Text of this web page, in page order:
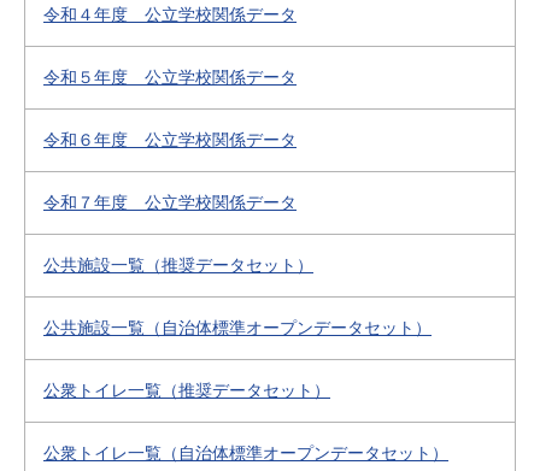
令和４年度 公立学校関係データ
令和５年度 公立学校関係データ
令和６年度 公立学校関係データ
令和７年度 公立学校関係データ
公共施設一覧（推奨データセット）
公共施設一覧（自治体標準オープンデータセット）
公衆トイレ一覧（推奨データセット）
公衆トイレ一覧（自治体標準オープンデータセット）